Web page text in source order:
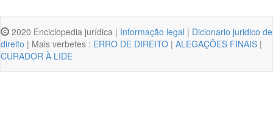
2020 Enciclopedia jurídica | Informação legal | Dicionario juridico de
direito | Mais verbetes : ERRO DE DIREITO | ALEGAÇÕES FINAIS |
CURADOR À LIDE